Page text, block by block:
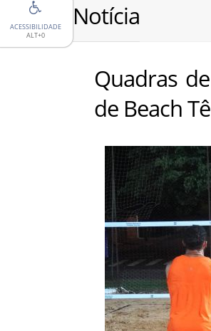
ACESSIBILIDADE
ALT+0
Notícia
Quadras
de Beach